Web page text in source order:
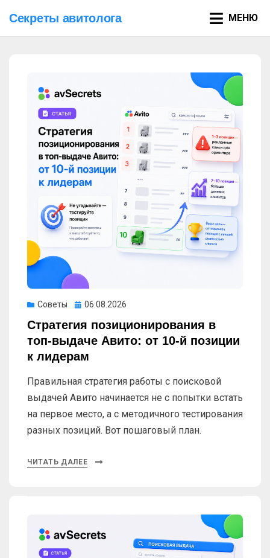
Секреты авитолога МЕНЮ
Советы Опубликовано
06.08.2026
Стратегия позиционирования в
топ-выдаче Авито: от 10-й позиции
к лидерам
Правильная стратегия работы с поисковой
выдачей Авито начинается не с попытки встать
на первое место, а с методичного тестирования
разных позиций. Вот пошаговый план.
ЧИТАТЬ ДАЛЕЕ